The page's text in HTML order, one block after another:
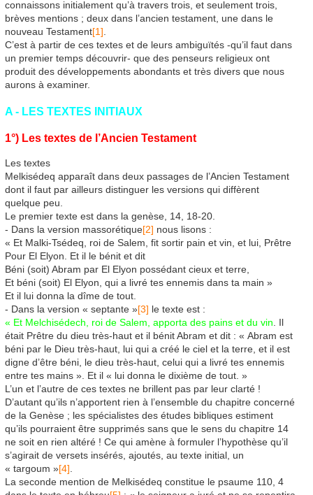
connaissons initialement qu’à travers trois, et seulement trois,
brèves mentions ; deux dans l’ancien testament, une dans le
nouveau Testament[1]
C’est à partir de ces textes et de leurs ambiguïtés -qu’il faut dans
un premier temps découvrir- que des penseurs religieux ont
produit des développements abondants et très divers que nous
aurons à examiner.
A - LES TEXTES INITIAUX
1°) Les textes de l’Ancien Testament
Les textes
Melkisédeq apparaît dans deux passages de l’Ancien Testament
dont il faut par ailleurs distinguer les versions qui diffèrent
quelque peu.
Le premier texte est dans la genèse, 14, 18-20.
- Dans la version massorétique[2] nous lisons :
« Et Malki-Tsédeq, roi de Salem, fit sortir pain et vin, et lui, Prêtre
Pour El Elyon. Et il le bénit et dit
Béni (soit) Abram par El Elyon possédant cieux et terre,
Et béni (soit) El Elyon, qui a livré tes ennemis dans ta main »
Et il lui donna la dîme de tout.
- Dans la version « septante »[3] le texte est :
« Et Melchisédech, roi de Salem, apporta des pains et du vin. Il
était Prêtre du dieu très-haut et il bénit Abram et dit : « Abram est
béni par le Dieu très-haut, lui qui a créé le ciel et la terre, et il est
digne d’être béni, le dieu très-haut, celui qui a livré tes ennemis
entre tes mains ». Et il « lui donna le dixième de tout. »
L’un et l’autre de ces textes ne brillent pas par leur clarté !
D’autant qu’ils n’apportent rien à l’ensemble du chapitre concerné
de la Genèse ; les spécialistes des études bibliques estiment
qu’ils pourraient être supprimés sans que le sens du chapitre 14
ne soit en rien altéré ! Ce qui amène à formuler l’hypothèse qu’il
s’agirait de versets insérés, ajoutés, au texte initial, un
« targoum »[4].
La seconde mention de Melkisédeq constitue le psaume 110, 4